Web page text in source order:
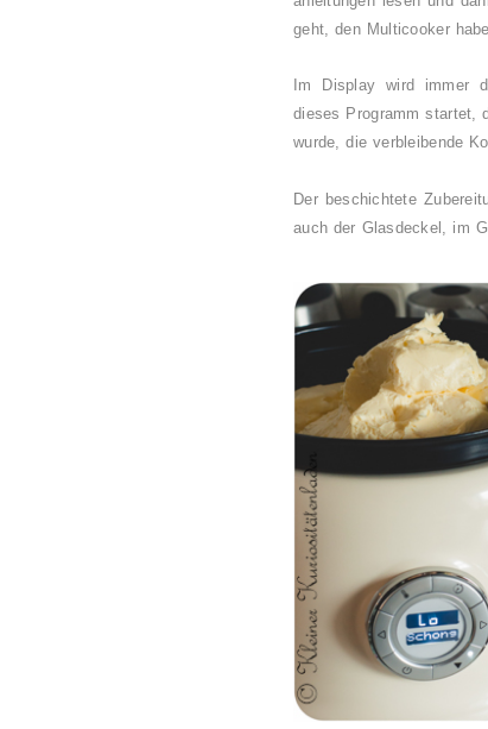
geht, den Multicooker
Im Display wird immer
dieses Programm startet,
wurde, die verbleibende
Der beschichtete
auch der Glasdeckel, im